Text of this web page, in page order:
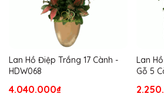
Lan Hồ Điệp Trắng 17 Cành -
HDW068
4.040.000₫
Lan
Gỗ 5